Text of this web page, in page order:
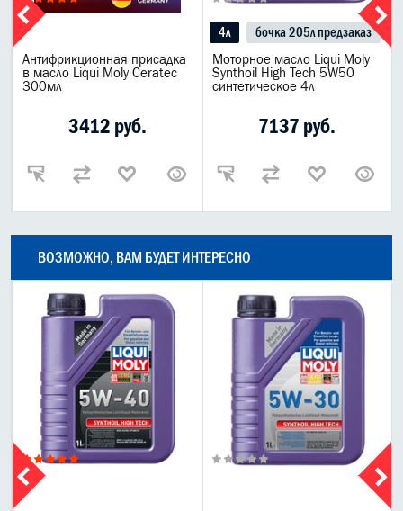
Антифрикционная присадка
в масло Liqui Moly Ceratec
300мл
3412 руб.
4л
бочка 205л предзаказ
Моторное масло Liqui Moly
Synthoil High Tech 5W50
синтетическое 4л
7137 руб.
ВОЗМОЖНО, ВАМ БУДЕТ ИНТЕРЕСНО